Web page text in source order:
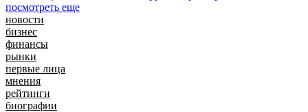
посмотреть еще
новости
бизнес
финансы
рынки
первые лица
мнения
рейтинги
биографии